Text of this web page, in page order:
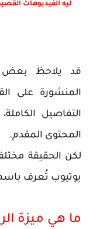
ليه الفيديوهات
قد يلاحظ بعض
المنشورة على
التفاصيل
المحتوى المقدم.
لكن الحقيقة
يوتيوب تُعرف
ما هي ميزة